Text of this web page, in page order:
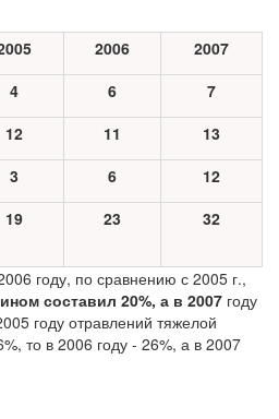
2006
2007
4 6
7
12 11
13
3 6
12
19 23 32
году, по сравнению с 2005 г.,
составил 20%, а в 2007 году
году отравлений тяжелой
то в 2006 году - 26%, а в 2007